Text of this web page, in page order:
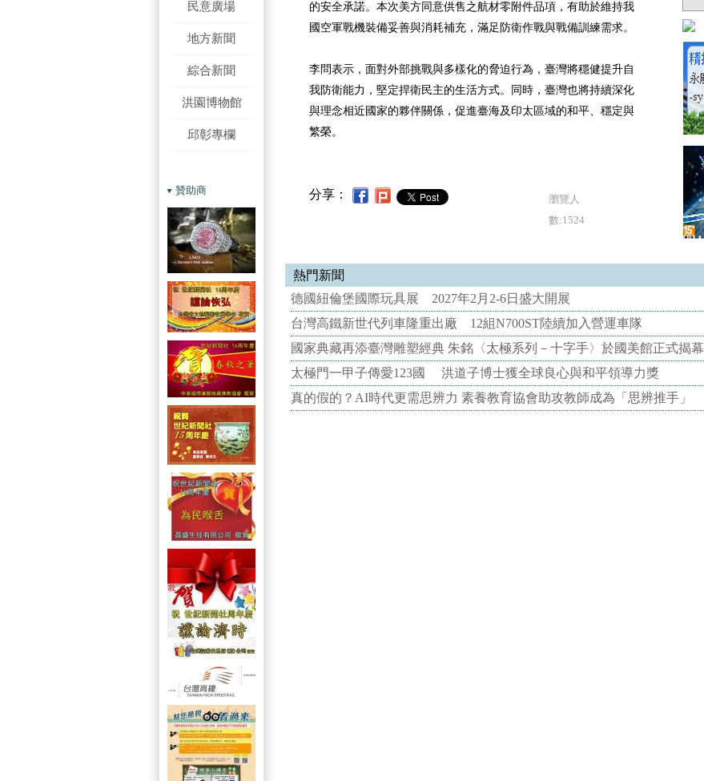
民意廣場
地方新聞
綜合新聞
洪園博物館
邱彰專欄
贊助商
的安全承諾。本次美方同意供售之航材零附件品項，有助於維持我
國空軍戰機裝備妥善與消耗補充，滿足防衛作戰與戰備訓練需求。
李問表示，面對外部挑戰與多樣化的脅迫行為，臺灣將穩健提升自
我防衛能力，堅定捍衛民主的生活方式。同時，臺灣也將持續深化
與理念相近國家的夥伴關係，促進臺海及印太區域的和平、穩定與
繁榮。
分享：
瀏覽人
數:1524
熱門新聞
德國紐倫堡國際玩具展 2027年2月2-6日盛大開展
台灣高鐵新世代列車隆重出廠 12組N700ST陸續加入營運車隊
國家典藏再添臺灣雕塑經典 朱銘〈太極系列－十字手〉於國美館正式揭幕
太極門一甲子傳愛123國 洪道子博士獲全球良心與和平領導力獎
真的假的？AI時代更需思辨力 素養教育協會助攻教師成為「思辨推手」